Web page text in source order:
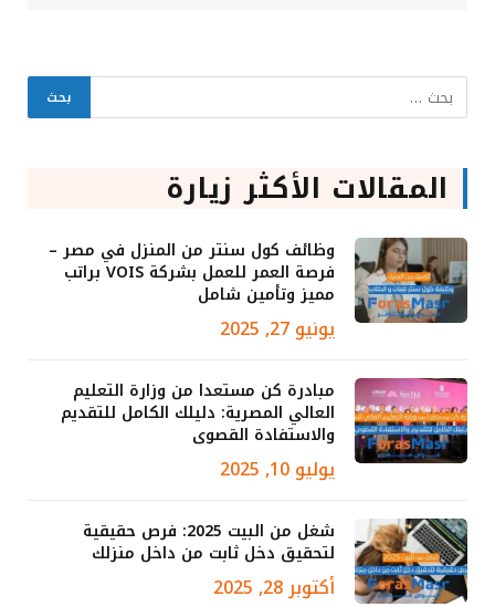
المقالات الأكثر زيارة
وظائف كول سنتر من المنزل في مصر –
فرصة العمر للعمل بشركة VOIS براتب
مميز وتأمين شامل
يونيو 27, 2025
مبادرة كن مستعدا من وزارة التعليم
العالي المصرية: دليلك الكامل للتقديم
والاستفادة القصوى
يوليو 10, 2025
شغل من البيت 2025: فرص حقيقية
لتحقيق دخل ثابت من داخل منزلك
أكتوبر 28, 2025